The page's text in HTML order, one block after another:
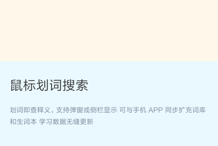
鼠标划词搜索
划词即查释义，支持弹窗或侧栏显示 可与手机 APP 同步扩充词库
和生词本 学习数据无缝更新